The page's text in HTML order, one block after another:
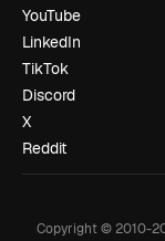
YouTube
LinkedIn
TikTok
Discord
X
Reddit
Copyright © 2010-